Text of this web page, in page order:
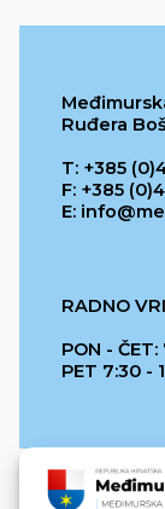
Ruđera
T: +385
F: +385
E:
RADNO
PON -
PET 7:30 -